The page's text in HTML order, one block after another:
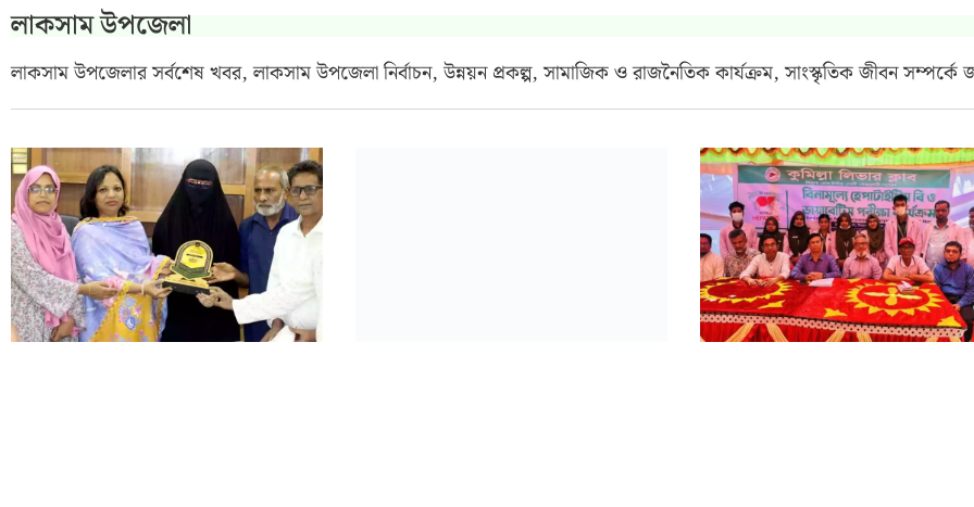
লাকসাম উপজেলা
লাকসাম উপজেলার সর্বশেষ খবর, লাকসাম উপজেলা নির্বাচন, উন্নয়ন প্রকল্প, সামাজিক ও রাজনৈতিক কার্যক্রম, সাংস্কৃতিক জীবন সম্পর্কে